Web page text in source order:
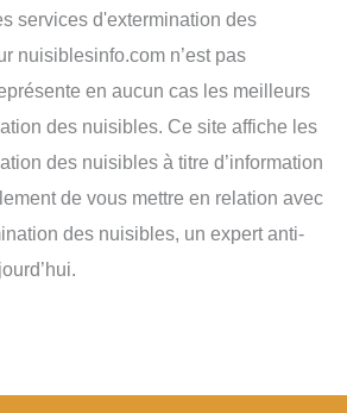
services d'extermination des
nuisiblesinfo.com n’est pas
en aucun cas les meilleurs
des nuisibles. Ce site affiche les
des nuisibles à titre d’information
de vous mettre en relation avec
des nuisibles, un expert anti-